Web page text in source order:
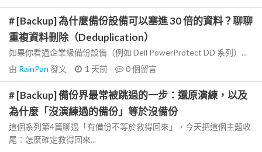
# [Backup] 為什麼備份設備可以塞進 30 倍的資料？聊聊
重複資料刪除（Deduplication）
如果你看過企業級備份設備（例如 Dell PowerProtect DD 系列）...
由 RainPan 發文 1 天前 0個留言
# [Backup] 備份界最常被跳過的一步：還原演練，以及
為什麼「沒演練過的備份」等於沒備份
這個系列第4篇聊過「有備份不等於救得回來」，今天把這個主題收
尾：怎麼確定救得回來...